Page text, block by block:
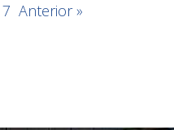
7 Anterior »